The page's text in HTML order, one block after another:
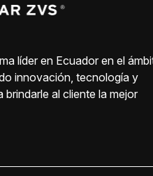
líder en Ecuador en el
innovación, tecnología y
brindarle al cliente la mejor